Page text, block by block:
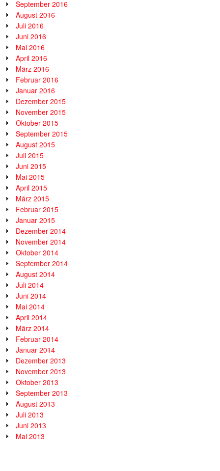
September 2016
August 2016
Juli 2016
Juni 2016
Mai 2016
April 2016
März 2016
Februar 2016
Januar 2016
Dezember 2015
November 2015
Oktober 2015
September 2015
August 2015
Juli 2015
Juni 2015
Mai 2015
April 2015
März 2015
Februar 2015
Januar 2015
Dezember 2014
November 2014
Oktober 2014
September 2014
August 2014
Juli 2014
Juni 2014
Mai 2014
April 2014
März 2014
Februar 2014
Januar 2014
Dezember 2013
November 2013
Oktober 2013
September 2013
August 2013
Juli 2013
Juni 2013
Mai 2013